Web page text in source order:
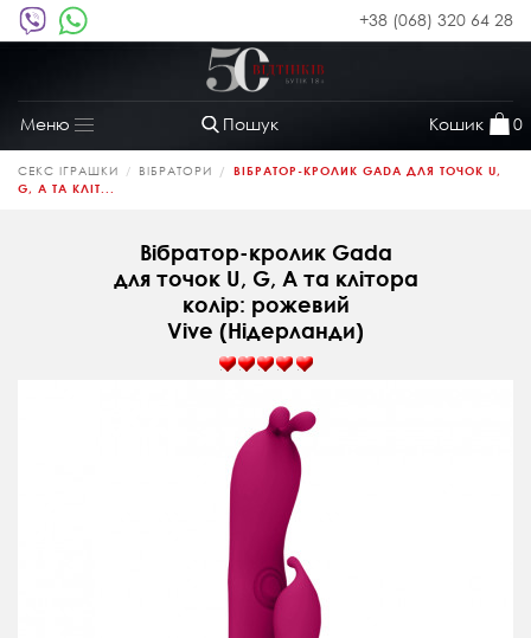
+38 (068) 320 64 28
Пошук Кошик 0
Меню
Toggle
navigation
СЕКС ІГРАШКИ ВІБРАТОРИ
ВІБРАТОР-КРОЛИК GADA ДЛЯ ТОЧОК U,
G, A ТА КЛІТ...
Вібратор-кролик Gada
для точок U, G, A та клітора
колір: рожевий
Vive (Нідерланди)